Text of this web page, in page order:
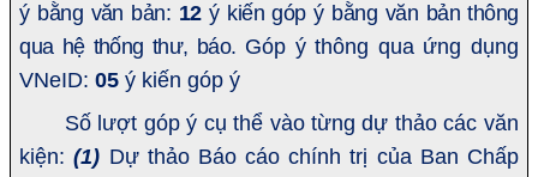
ý bằng văn bản: 12ý kiến góp ý bằng văn bản thông
qua hệ thống thư, báo. Góp ý thông qua ứng dụng
VNeID:05ý kiến góp ý
Số lượt góp ý cụ thể vào từng dự thảo các văn
kiện:(1) Dự thảo Báo cáo chính trị của Ban Chấp